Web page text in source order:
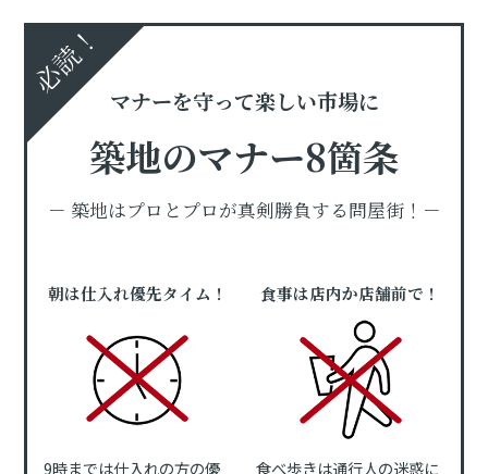
必読！
マナーを守って楽しい市場に
築地のマナー8箇条
－ 築地はプロとプロが真剣勝負する問屋街！－
朝は仕入れ優先タイム！
9時までは仕入れの方の優
食事は店内か店舗前で！
食べ歩きは通行人の迷惑に